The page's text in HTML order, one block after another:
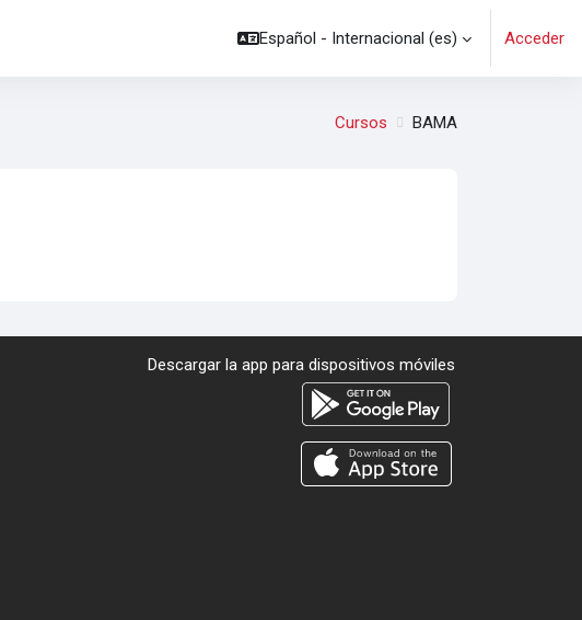
Español - Internacional ‎(es)‎ Acceder
Cursos BAMA
Descargar la app para dispositivos móviles